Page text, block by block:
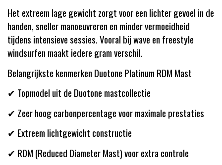
Het extreem lage gewicht zorgt voor een lichter gevoel in de
handen, sneller manoeuvreren en minder vermoeidheid
tijdens intensieve sessies. Vooral bij wave en freestyle
windsurfen maakt iedere gram verschil.
Belangrijkste kenmerken Duotone Platinum RDM Mast
✔ Topmodel uit de Duotone mastcollectie
✔ Zeer hoog carbonpercentage voor maximale prestaties
✔ Extreem lichtgewicht constructie
✔ RDM (Reduced Diameter Mast) voor extra controle